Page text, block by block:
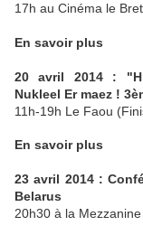
17h au Cinéma le
En savoir plus
20 avril 2014 :
Nukleel Er maez !
11h-19h Le Faou
En savoir plus
23 avril 2014 :
Belarus
20h30 à la